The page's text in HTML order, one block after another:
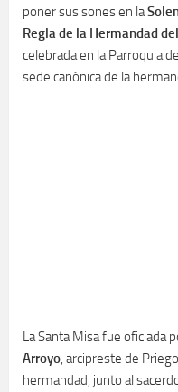
poner sus sones en la
Regla de la Hermandad
celebrada en la Parroquia
sede canónica de la
La Santa Misa fue oficiada
Arroyo, arcipreste de
hermandad, junto al